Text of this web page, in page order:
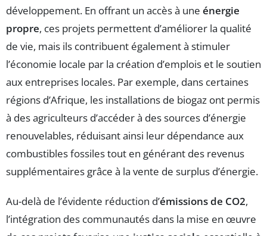
développement. En offrant un accès à une énergie
propre, ces projets permettent d’améliorer la qualité
de vie, mais ils contribuent également à stimuler
l’économie locale par la création d’emplois et le soutien
aux entreprises locales. Par exemple, dans certaines
régions d’Afrique, les installations de biogaz ont permis
à des agriculteurs d’accéder à des sources d’énergie
renouvelables, réduisant ainsi leur dépendance aux
combustibles fossiles tout en générant des revenus
supplémentaires grâce à la vente de surplus d’énergie.
Au-delà de l’évidente réduction d’émissions de CO2,
l’intégration des communautés dans la mise en œuvre